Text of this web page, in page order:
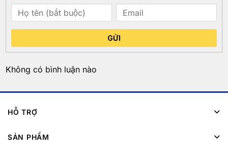
GỬI
Không có bình luận nào
HỖ TRỢ
SẢN PHẨM